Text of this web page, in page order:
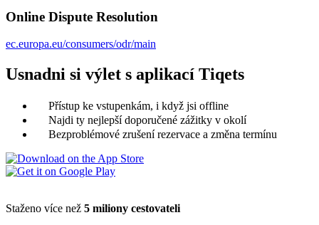
Online Dispute Resolution
ec.europa.eu/consumers/odr/main
Usnadni si výlet s aplikací Tiqets
Přístup ke vstupenkám, i když jsi offline
Najdi ty nejlepší doporučené zážitky v okolí
Bezproblémové zrušení rezervace a změna termínu
Staženo více než 5 miliony cestovateli